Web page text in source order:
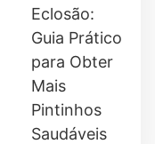
Eclosão:
Guia Prático
para Obter
Mais
Pintinhos
Saudáveis